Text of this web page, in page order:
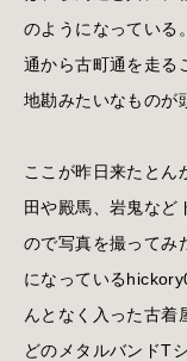
のようになっている
通から古町通を走る
地勘みたいなものが
ここが昨日来たとん
田や殿馬、岩鬼など
ので写真を撮ってみ
になっている
んとなく入った古着
どのメタルバンドT